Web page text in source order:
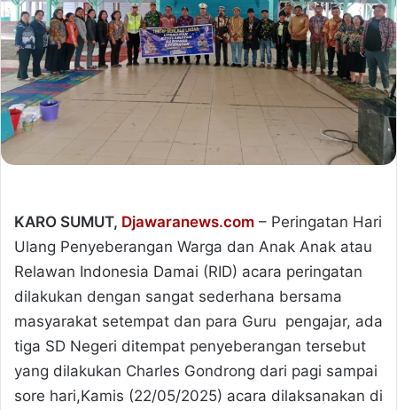
KARO SUMUT, Djawaranews.com – Peringatan Hari
Ulang Penyeberangan Warga dan Anak Anak atau
Relawan Indonesia Damai (RID) acara peringatan
dilakukan dengan sangat sederhana bersama
masyarakat setempat dan para Guru pengajar, ada
tiga SD Negeri ditempat penyeberangan tersebut
yang dilakukan Charles Gondrong dari pagi sampai
sore hari,Kamis (22/05/2025) acara dilaksanakan di